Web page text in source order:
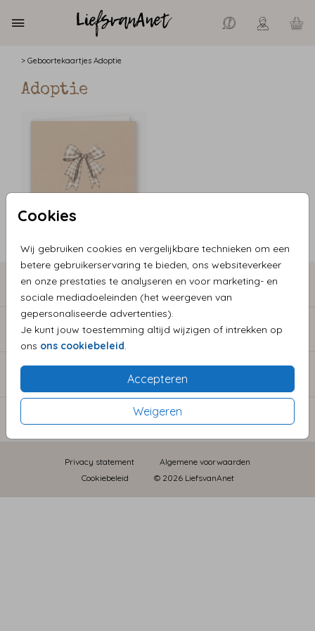
Cookies
Wij gebruiken cookies en vergelijkbare technieken om een
betere gebruikerservaring te bieden, ons websiteverkeer
en onze prestaties te analyseren en voor marketing- en
sociale mediadoeleinden (het weergeven van
gepersonaliseerde advertenties).
Je kunt jouw toestemming altijd wijzigen of intrekken op
ons ons cookiebeleid
Accepteren
Weigeren
> Geboortekaartjes Adoptie
Adoptie
COLLECTIE GEBOORTEKAARTJES
COLLECTIE TROUWKAARTEN
CATEGORIEËN
INFORMATIE
Privacy statement
Algemene voorwaarden
Cookiebeleid
© 2026 LiefsvanAnet